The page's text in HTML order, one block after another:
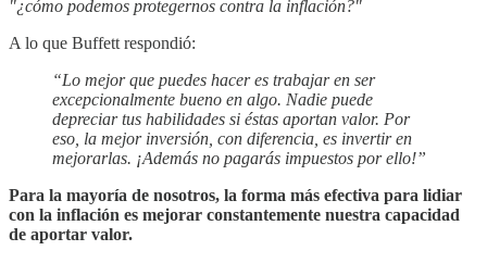
"¿cómo podemos protegernos contra la inflación?"
A lo que Buffett respondió:
“Lo mejor que puedes hacer es trabajar en ser
excepcionalmente bueno en algo. Nadie puede
depreciar tus habilidades si éstas aportan valor. Por
eso, la mejor inversión, con diferencia, es invertir en
mejorarlas. ¡Además no pagarás impuestos por ello!”
Para la mayoría de nosotros, la forma más efectiva para lidiar
con la inflación es mejorar constantemente nuestra capacidad
de aportar valor.